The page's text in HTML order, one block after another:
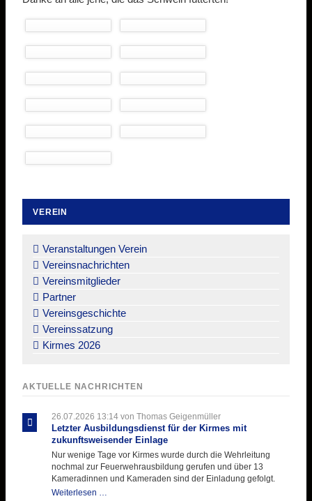
VEREIN
überspringen
Veranstaltungen Verein
Vereinsnachrichten
Vereinsmitglieder
Partner
Vereinsgeschichte
Vereinssatzung
Kirmes 2026
AKTUELLE NACHRICHTEN
26.07.2026 13:14von Thomas Geigenmüller
Letzter Ausbildungsdienst für der Kirmes mit
zukunftsweisender Einlage
Nur wenige Tage vor Kirmes wurde durch die Wehrleitung
nochmal zur Feuerwehrausbildung gerufen und über 13
Kameradinnen und Kameraden sind der Einladung gefolgt.
Weiterlesen …